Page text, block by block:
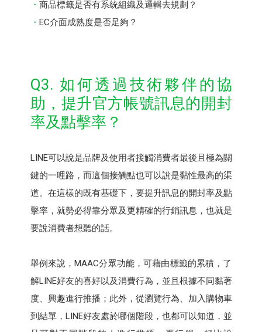
商品標籤是否有系統組織及邏輯去規劃？
EC介面成熟度是否足夠？
Q3. 如何透過技術夥伴的協
助，提升官方帳號訊息的開封
率及點擊率？
LINE可以說是品牌及使用者接觸消費者最後且極為關
鍵的一哩路，而這個接觸點也可以說是黏性最高的渠
道。在這樣的既有基礎下，要提升訊息的開封率及點
擊率，就勢必得靠分眾及更精確的行銷訊息，也就是
要說消費者想聽的話。
舉例來說，MAAC分眾功能，可藉由標籤的累積，了
解LINE好友的喜好以及消費行為，並且根據不同黏著
度、興趣進行推播；此外，從瀏覽行為、加入購物車
到結單，LINE好友處於哪個階段，也都可以知道，並